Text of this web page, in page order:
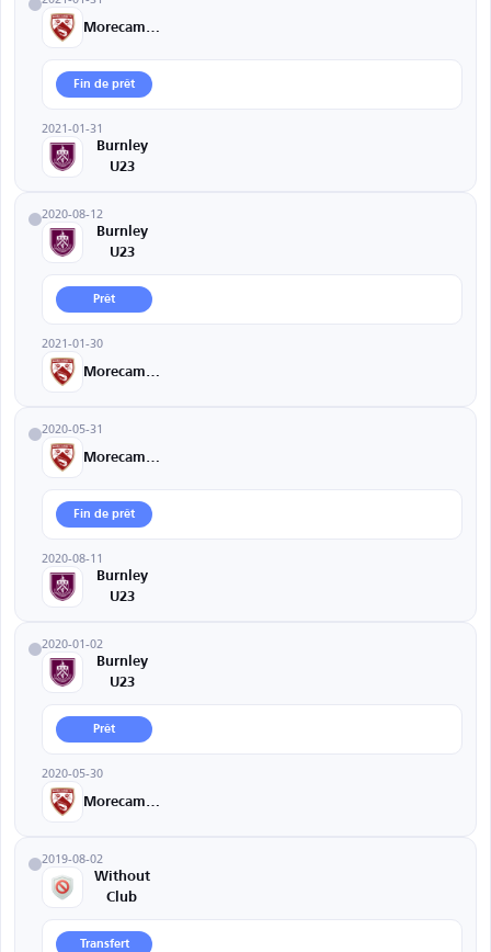
Fin de prêt
2021-01-31
Burnley
U23
2020-08-12
Burnley
U23
Prêt
2021-01-30
2020-05-31
Fin de prêt
2020-08-11
Burnley
U23
2020-01-02
Burnley
U23
Prêt
2020-05-30
2019-08-02
Without
Club
Transfert